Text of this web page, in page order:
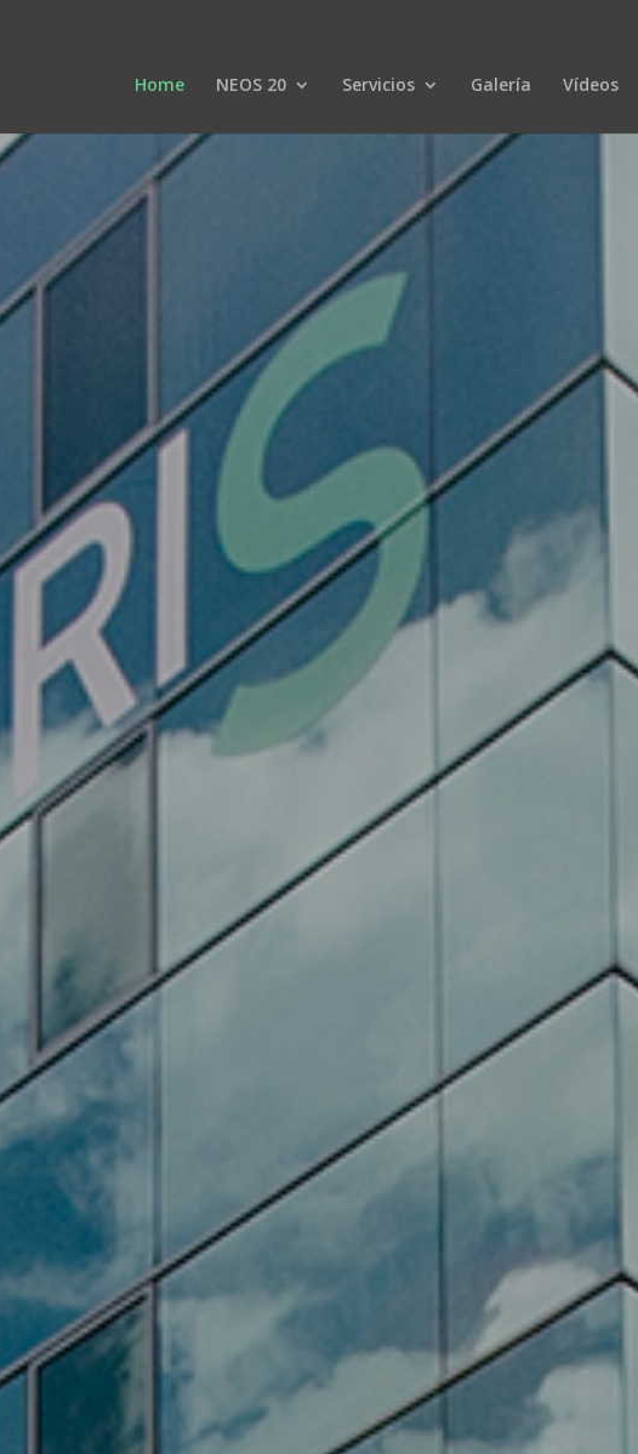
Home NEOS 20 Servicios Galería Vídeos